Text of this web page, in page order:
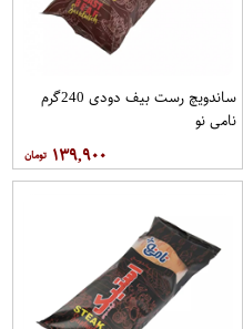
ساندویچ رست بیف دودی 240گرم
نامی نو
۱۳۹,۹۰۰